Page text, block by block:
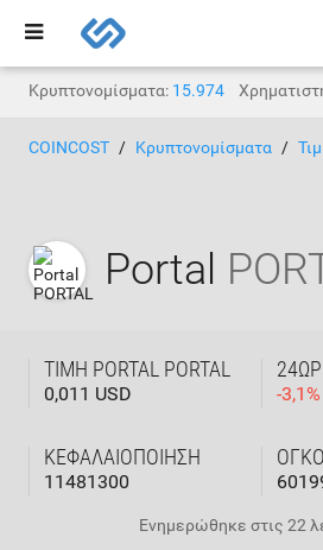
Κρυπτονομίσματα: 15.974
COINCOST Κρυπτονομίσματα
Portal
ΤΙΜΉ PORTAL PORTAL
0,011 USD -3,1%
ΚΕΦΑΛΑΙΟΠΟΊΗΣΗ
11481300
Ενημερώθηκε στις 22